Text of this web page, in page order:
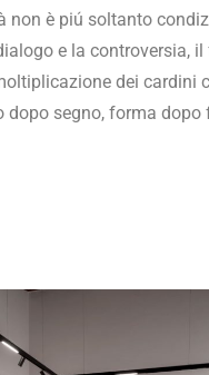
non è piú soltanto
e la controversia, il
dei cardini
segno, forma